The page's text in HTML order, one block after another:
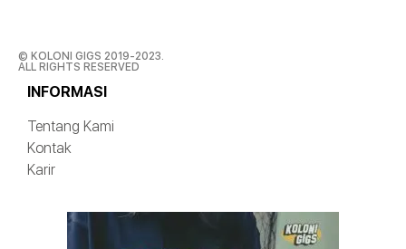
© KOLONI GIGS 2019-2023.
ALL RIGHTS RESERVED
INFORMASI
Tentang Kami
Kontak
Karir